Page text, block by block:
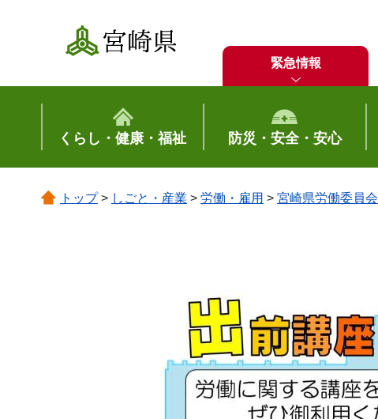
宮崎県
緊急情報
くらし・健康・福祉 防災・安全・安心
トップ> しごと・産業 > 労働・雇用 > 宮崎県労働委員会